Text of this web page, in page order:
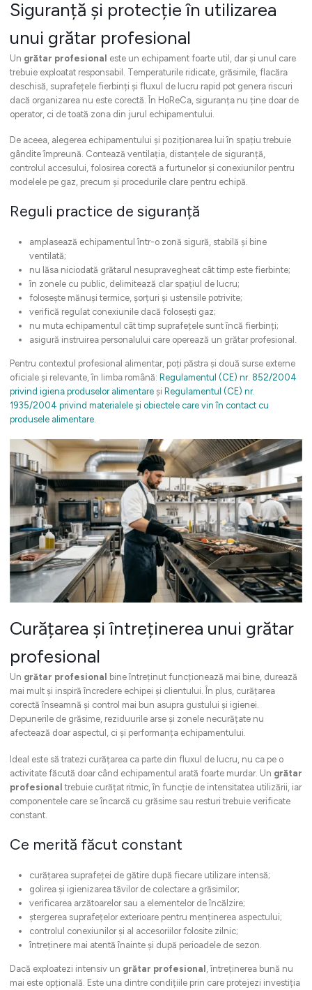
Siguranță și protecție în utilizarea
unui grătar profesional
Un grătar profesional este un echipament foarte util, dar și unul care
trebuie exploatat responsabil. Temperaturile ridicate, grăsimile, flacăra
deschisă, suprafețele fierbinți și fluxul de lucru rapid pot genera riscuri
dacă organizarea nu este corectă. În HoReCa, siguranța nu ține doar de
operator, ci de toată zona din jurul echipamentului.
De aceea, alegerea echipamentului și poziționarea lui în spațiu trebuie
gândite împreună. Contează ventilația, distanțele de siguranță,
controlul accesului, folosirea corectă a furtunelor și conexiunilor pentru
modelele pe gaz, precum și procedurile clare pentru echipă.
Reguli practice de siguranță
amplasează echipamentul într-o zonă sigură, stabilă și bine
ventilată;
nu lăsa niciodată grătarul nesupravegheat cât timp este fierbinte;
în zonele cu public, delimitează clar spațiul de lucru;
folosește mănuși termice, șorțuri și ustensile potrivite;
verifică regulat conexiunile dacă folosești gaz;
nu muta echipamentul cât timp suprafețele sunt încă fierbinți;
asigură instruirea personalului care operează un grătar profesional.
Pentru contextul profesional alimentar, poți păstra și două surse externe
oficiale și relevante, în limba română: Regulamentul (CE) nr. 852/2004
privind igiena produselor alimentare și Regulamentul (CE) nr.
1935/2004 privind materialele și obiectele care vin în contact cu
produsele alimentare.
Curățarea și întreținerea unui grătar
profesional
Un grătar profesional
bine întreținut funcționează mai bine, durează
mai mult și inspiră încredere echipei și clientului. În plus, curățarea
corectă înseamnă și control mai bun asupra gustului și igienei.
Depunerile de grăsime, reziduurile arse și zonele necurățate nu
afectează doar aspectul, ci și performanța echipamentului.
Ideal este să tratezi curățarea ca parte din fluxul de lucru, nu ca pe o
activitate făcută doar când echipamentul arată foarte murdar. Un grătar
profesional trebuie curățat ritmic, în funcție de intensitatea utilizării, iar
componentele care se încarcă cu grăsime sau resturi trebuie verificate
constant.
Ce merită făcut constant
curățarea suprafeței de gătire după fiecare utilizare intensă;
golirea și igienizarea tăvilor de colectare a grăsimilor;
verificarea arzătoarelor sau a elementelor de încălzire;
ștergerea suprafețelor exterioare pentru menținerea aspectului;
controlul conexiunilor și al accesoriilor folosite zilnic;
întreținere mai atentă înainte și după perioadele de sezon.
Dacă exploatezi intensiv un grătar profesional
, întreținerea bună nu
mai este opțională. Este una dintre condițiile prin care protejezi investiția